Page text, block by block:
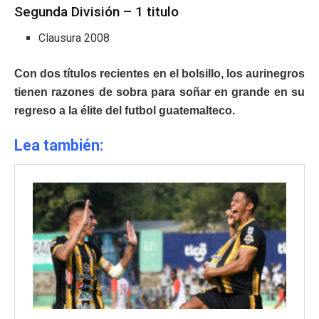
Segunda División – 1 titulo
Clausura 2008
Con dos títulos recientes en el bolsillo, los aurinegros
tienen razones de sobra para soñar en grande en su
regreso a la élite del futbol guatemalteco.
Lea también: